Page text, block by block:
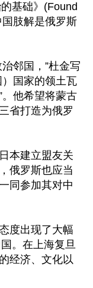
基础》(Found
肢解是俄罗斯
邻国，”杜金写
国家的领土瓦
他希望将蒙古
省打造为俄罗
本建立盟友关
俄罗斯也应当
同参加其对中
度出现了大幅
。在上海复旦
经济、文化以